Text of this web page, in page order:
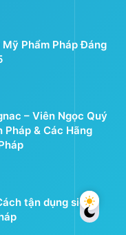
Phẩm Pháp Đáng
– Viên Ngọc Quý
Pháp & Các Hãng
tận dụng siêu